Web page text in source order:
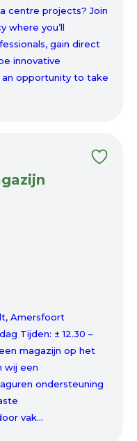
centre projects? Join
where you’ll
gain direct
innovative
an opportunity to take
Amersfoort
Tijden: ± 12.30 –
magazijn op het
wij een
ondersteuning
vak...